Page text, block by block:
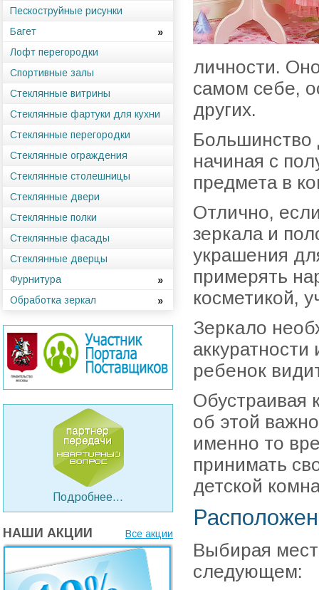
Пескоструйные рисунки
Багет
Лофт перегородки
Спортивные залы
Стеклянные витрины
Стеклянные фартуки для кухни
Стеклянные перегородки
Стеклянные ограждения
Стеклянные столешницы
Стеклянные двери
Стеклянные полки
Стеклянные фасады
Стеклянные дверцы
Фурнитура
Обработка зеркал
Подробнее...
НАШИ АКЦИИ Все акции
личности.
самом себе,
других.
Большинство
начиная с
предмета в
Отлично,
зеркала и
украшения
примерять
косметикой,
Зеркало
ребенок
Обустраивая
об этой
именно то
принимать
детской
Выбирая
следующем: